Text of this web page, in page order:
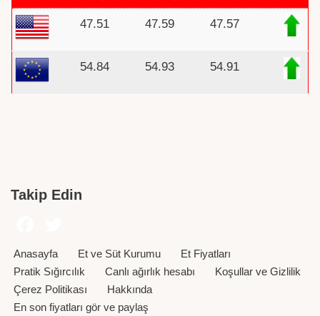
47.51 47.59 47.57
54.84 54.93 54.91
Takip Edin
Anasayfa Et ve Süt Kurumu
Et Fiyatları
Pratik Sığırcılık
Canlı ağırlık hesabı
Koşullar ve Gizlilik
Çerez Politikası
Hakkında
En son fiyatları gör ve paylaş